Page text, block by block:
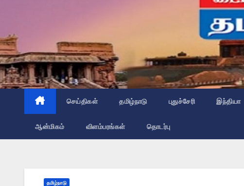
செய்திகள் தமிழ்நாடு புதுச்சேரி இந்தியா
ஆன்மிகம் விளம்பரங்கள் தொடர்பு
தமிழ்நாடு